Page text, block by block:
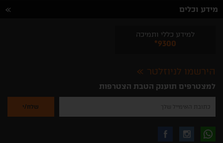
מידע וכלים
למידע כללי ותמיכה
*9300
הירשמו לניוזלטר
למצטרפים תוענק הטבת הצטרפות
להזין
שלך
לקבלת עקבו